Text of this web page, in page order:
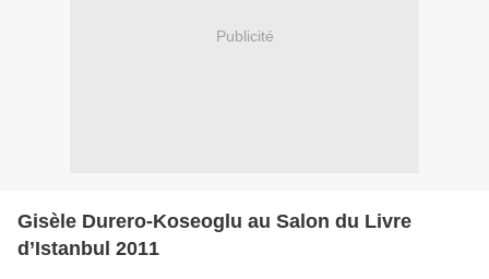
Publicité
Gisèle Durero-Koseoglu au Salon du Livre
d’Istanbul 2011